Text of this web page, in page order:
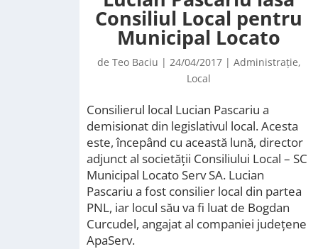
Consiliul Local pentru
Municipal Locato
de Teo Baciu | 24/04/2017| Administrație,
Local
Consilierul local Lucian Pascariu a
demisionat din legislativul local. Acesta
este, începând cu această lună, director
adjunct al societății Consiliului Local – SC
Municipal Locato Serv SA. Lucian
Pascariu a fost consilier local din partea
PNL, iar locul său va fi luat de Bogdan
Curcudel, angajat al companiei județene
ApaServ.